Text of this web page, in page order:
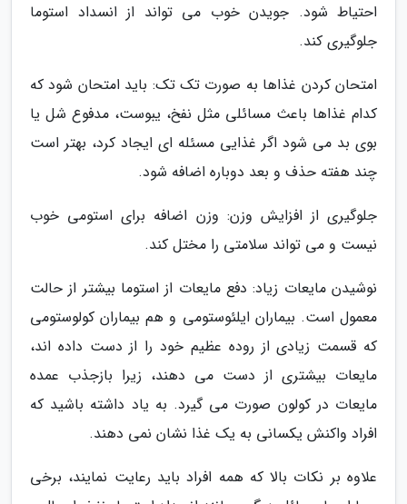
احتیاط شود. جویدن خوب می تواند از انسداد استوما
جلوگیری کند.
امتحان کردن غذاها به صورت تک تک: باید امتحان شود که
کدام غذاها باعث مسائلی مثل نفخ، یبوست، مدفوع شل یا
بوی بد می شود اگر غذایی مسئله ای ایجاد کرد، بهتر است
چند هفته حذف و بعد دوباره اضافه شود.
جلوگیری از افزایش وزن: وزن اضافه برای استومی خوب
نیست و می تواند سلامتی را مختل کند.
نوشیدن مایعات زیاد: دفع مایعات از استوما بیشتر از حالت
معمول است. بیماران ایلئوستومی و هم بیماران کولوستومی
که قسمت زیادی از روده عظیم خود را از دست داده اند،
مایعات بیشتری از دست می دهند، زیرا بازجذب عمده
مایعات در کولون صورت می گیرد. به یاد داشته باشید که
افراد واکنش یکسانی به یک غذا نشان نمی دهند.
علاوه بر نکات بالا که همه افراد باید رعایت نمایند، برخی